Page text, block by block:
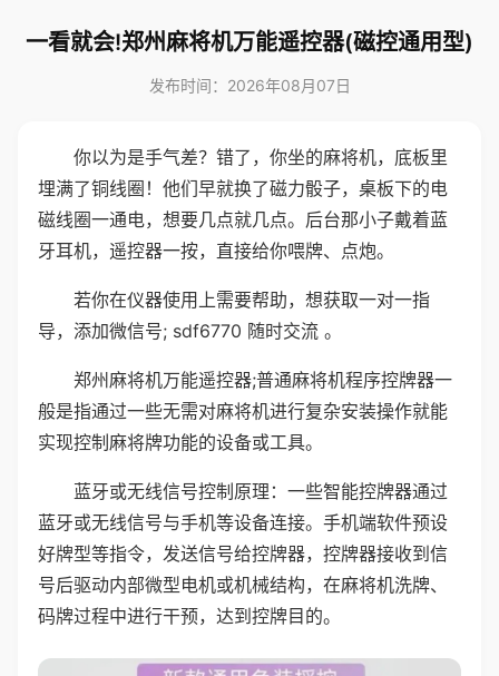
一看就会!郑州麻将机万能遥控器(磁控通用型)
发布时间：2026年08月07日
你以为是手气差？错了，你坐的麻将机，底板里
埋满了铜线圈！他们早就换了磁力骰子，桌板下的电
磁线圈一通电，想要几点就几点。后台那小子戴着蓝
牙耳机，遥控器一按，直接给你喂牌、点炮。
若你在仪器使用上需要帮助，想获取一对一指
导，添加微信号; sdf6770 随时交流 。
郑州麻将机万能遥控器;普通麻将机程序控牌器一
般是指通过一些无需对麻将机进行复杂安装操作就能
实现控制麻将牌功能的设备或工具。
蓝牙或无线信号控制原理：一些智能控牌器通过
蓝牙或无线信号与手机等设备连接。手机端软件预设
好牌型等指令，发送信号给控牌器，控牌器接收到信
号后驱动内部微型电机或机械结构，在麻将机洗牌、
码牌过程中进行干预，达到控牌目的。